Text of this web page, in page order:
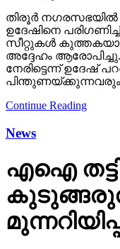
തിരൂര്‍ നഗരസഭയില്‍
ഉദേഷിനെ
സീറ്റുകള്‍
അദ്ദേഹം ആരോപിച്ചു.
നേരിട്ടെന്ന് ഉദേഷ്
പിന്തുണയ്ക്കുന്നവരും
Continue Reading
News
എഐ